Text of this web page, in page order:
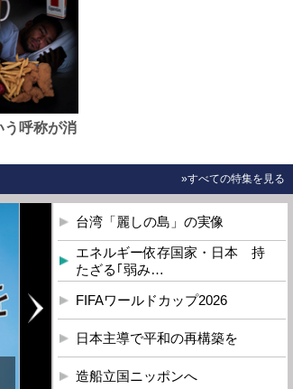
う呼称が消
»すべての特集を見る
台湾「麗しの島」の実像
エネルギー依存国家・日本 持
たざる｢弱み…
FIFAワールドカップ2026
日本主導で平和の再構築を
造船立国ニッポンへ